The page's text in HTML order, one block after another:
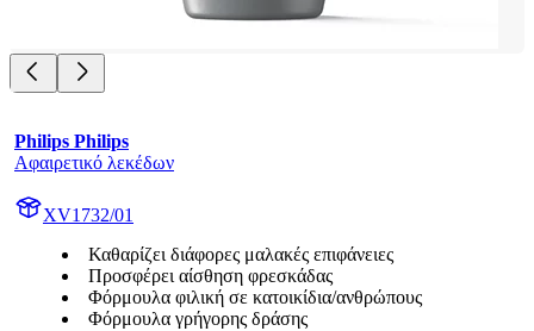
Philips Philips
Αφαιρετικό λεκέδων
XV1732/01
Καθαρίζει διάφορες μαλακές επιφάνειες
Προσφέρει αίσθηση φρεσκάδας
Φόρμουλα φιλική σε κατοικίδια/ανθρώπους
Φόρμουλα γρήγορης δράσης